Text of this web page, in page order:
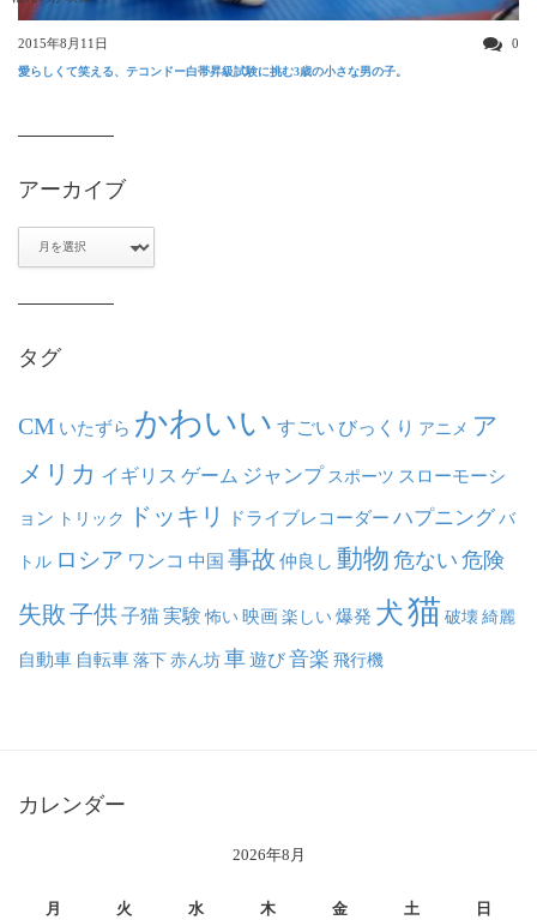
2015年8月11日 0
愛らしくて笑える、テコンドー白帯昇級試験に挑む3歳の小さな男の子。
アーカイブ
タグ
CM いたずら かわいい すごい びっくり アニメ ア
メリカ イギリス ゲーム ジャンプ スポーツ スローモーシ
ョン トリック ドッキリ ドライブレコーダー ハプニング バ
トル ロシア ワンコ 中国 事故 仲良し 動物 危ない 危険
失敗子供子猫実験 怖い映画楽しい爆発 犬猫 破壊綺麗
自動車 自転車落下赤ん坊車遊び音楽 飛行機
カレンダー
2026年8月
月 火 水 木 金 土 日